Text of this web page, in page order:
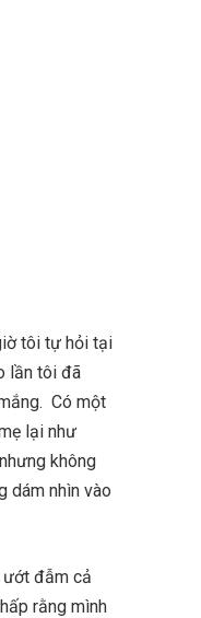
tôi tự hỏi tại
lần tôi đã
Có một
lại như
không
dám nhìn vào
ướt đẫm cả
rằng mình